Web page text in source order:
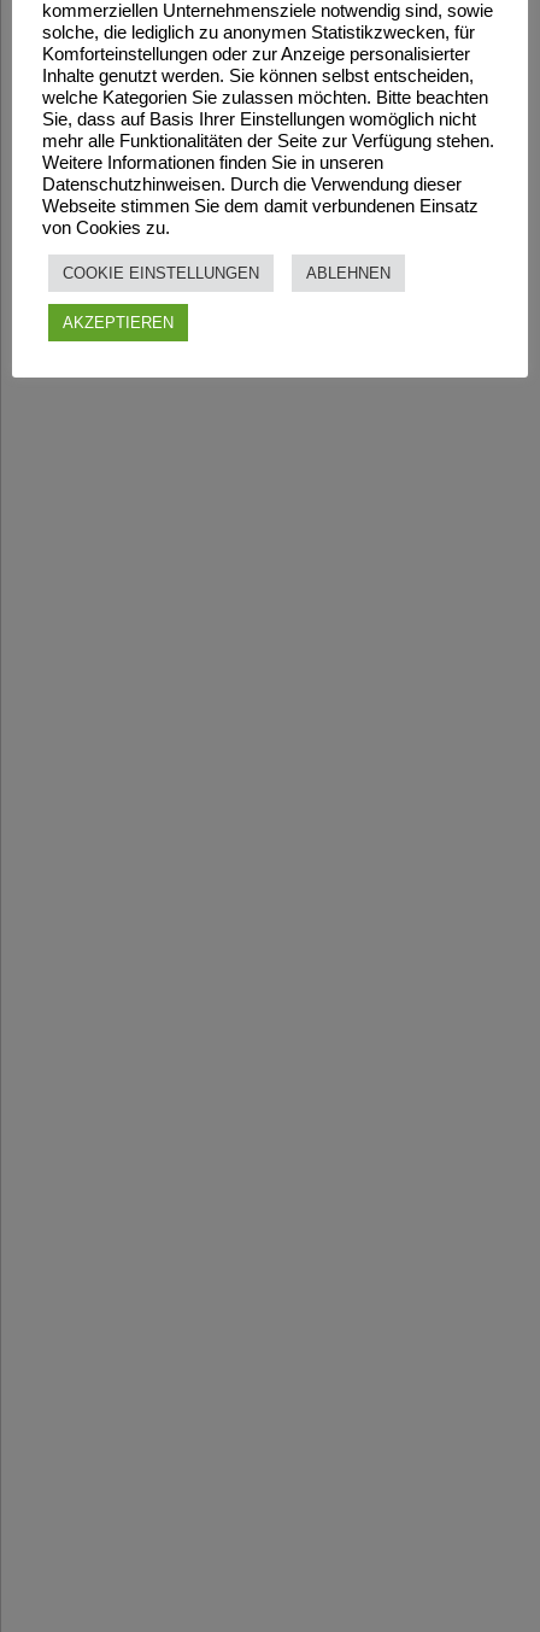
kommerziellen Unternehmensziele notwendig sind, sowie
solche, die lediglich zu anonymen Statistikzwecken, für
Komforteinstellungen oder zur Anzeige personalisierter
Inhalte genutzt werden. Sie können selbst entscheiden,
welche Kategorien Sie zulassen möchten. Bitte beachten
Sie, dass auf Basis Ihrer Einstellungen womöglich nicht
mehr alle Funktionalitäten der Seite zur Verfügung stehen.
Weitere Informationen finden Sie in unseren
Datenschutzhinweisen. Durch die Verwendung dieser
Webseite stimmen Sie dem damit verbundenen Einsatz
von Cookies zu.
COOKIE EINSTELLUNGEN ABLEHNEN
AKZEPTIEREN